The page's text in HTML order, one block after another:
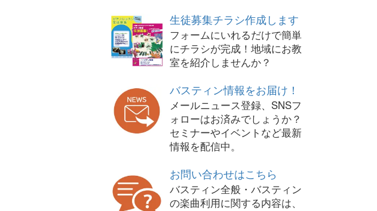
生徒募集チラシ作成します
フォームにいれるだけで簡単
にチラシが完成！地域にお教
室を紹介しませんか？
バスティン情報をお届け！
メールニュース登録、SNSフ
ォローはお済みでしょうか？
セミナーやイベントなど最新
情報を配信中。
お問い合わせはこちら
バスティン全般・バスティン
の楽曲利用に関する内容は、